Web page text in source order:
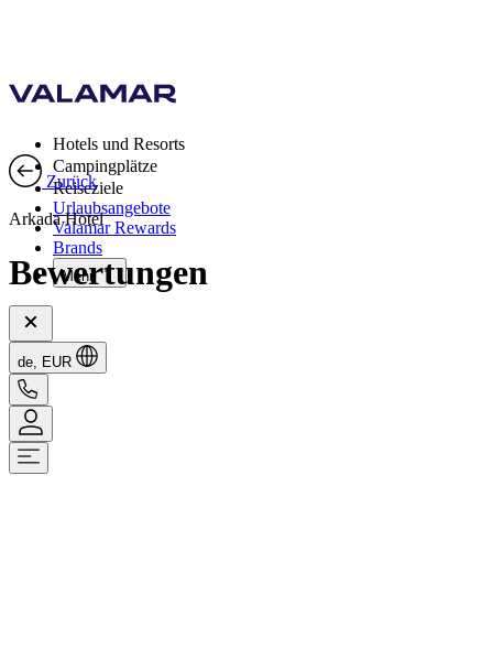
Hotels und Resorts
Campingplätze
Reiseziele
Urlaubsangebote
Valamar Rewards
Brands
Mehr
de, EUR
Zurück
Arkada Hotel
Bewertungen